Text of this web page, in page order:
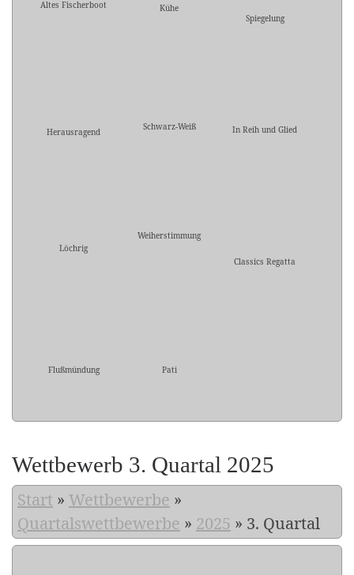
Altes Fischerboot
Kühe
Spiegelung
Herausragend Schwarz-Weiß In Reih und Glied
Löchrig
Weiherstimmung
Classics Regatta
Flußmündung Pati
Wettbewerb 3. Quartal 2025
Start » Wettbewerbe »
Quartalswettbewerbe » 2025 » 3. Quartal